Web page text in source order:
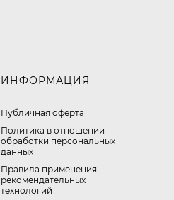
ИНФОРМАЦИЯ
Публичная оферта
​Политика в отношении
обработки персональных
данных
Правила применения
рекомендательных
технологий